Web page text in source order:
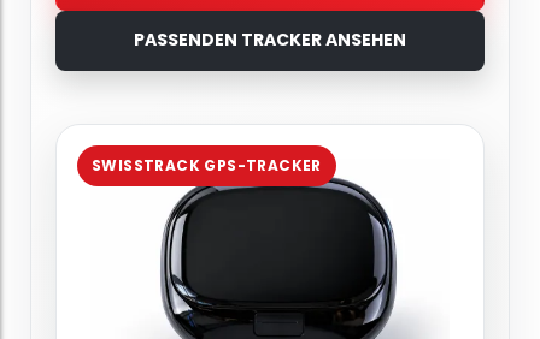
PASSENDEN TRACKER ANSEHEN
SWISSTRACK GPS-TRACKER